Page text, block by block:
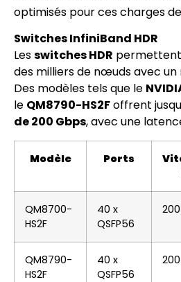
optimisés pour ces charges
Switches InfiniBand HDR
Lesswitches HDR
des milliers de nœuds avec
Des modèles tels que le
le QM8790-HS2Foffrent
de 200 Gbps, avec une
Modèle Ports
QM8700-
HS2F
40 x
QSFP56
QM8790-
HS2F
40 x
QSFP56